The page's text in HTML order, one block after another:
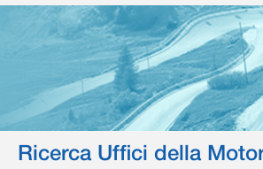
Ricerca Uffici della